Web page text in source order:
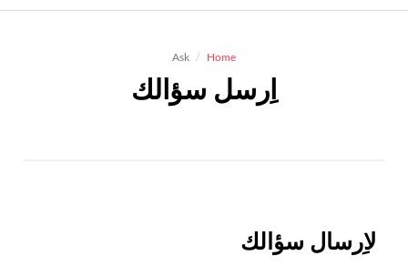
Home
Ask
اِرسل سؤالك
لاِرسال سؤالك